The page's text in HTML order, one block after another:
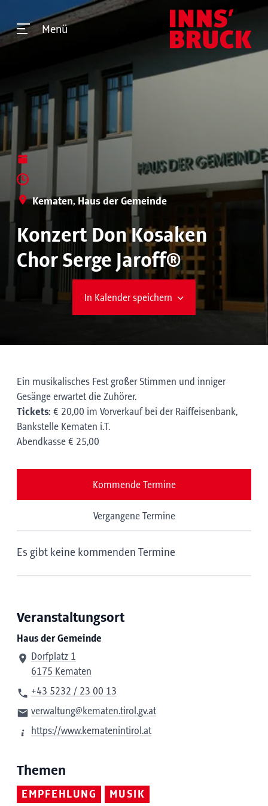
Menü
Kematen, Haus der Gemeinde
Konzert Don Kosaken
Chor Serge Jaroff®
In Kalender speichern
Ein musikalisches Fest großer Stimmen und inniger
Gesänge erwartet die Zuhörer.
Tickets: € 20,00 im Vorverkauf bei der Raiffeisenbank,
Bankstelle Kematen i.T.
Abendkasse € 25,00
Kommende Termine
Vergangene Termine
Es gibt keine kommenden Termine
Veranstaltungsort
Haus der Gemeinde
Dorfplatz 1
6175 Kematen
+43 5232 / 23 00 13
verwaltung@kematen.tirol.gv.at
https://www.kematenintirol.at
Themen
EMPFEHLUNG MUSIK